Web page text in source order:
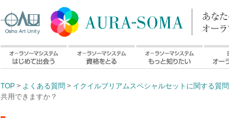
TOP > よくある質問 > イクイルブリアムスペシャルセットに関する質問
共用できますか？